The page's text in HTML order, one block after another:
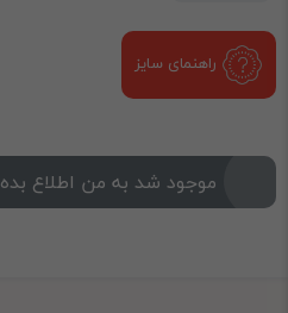
راهنمای سایز
موجود شد به من اطلاع بده